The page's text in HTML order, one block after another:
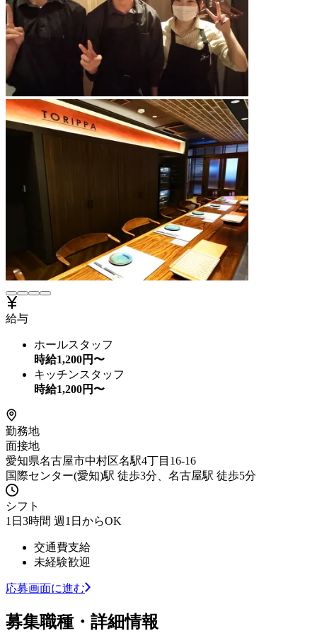
給与
ホールスタッフ
時給1,200円〜
キッチンスタッフ
時給1,200円〜
勤務地
面接地
愛知県名古屋市中村区名駅4丁目16-16
国際センター(愛知)駅 徒歩3分、名古屋駅 徒歩5分
シフト
1日3時間 週1日からOK
交通費支給
未経験歓迎
応募画面に進む
募集職種・詳細情報